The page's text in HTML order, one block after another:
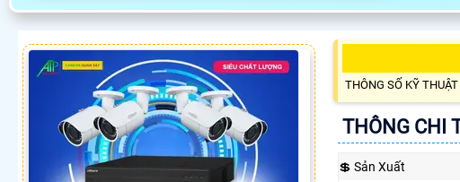
THÔNG SỐ KỸ THUẬT
THÔNG CHI
💲 Sản Xuất